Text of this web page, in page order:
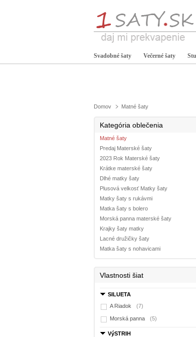
Svadobné šaty Večerné šaty
Domov Matné šaty
Kategória oblečenia
Matné šaty
Predaj Materské šaty
2023 Rok Materské šaty
Krátke materské šaty
Dlhé matky šaty
Plusová velkosť Matky šaty
Matky šaty s rukávmi
Matka šaty s bolero
Morská panna materské šaty
Krajky šaty matky
Lacné družičky šaty
Matka šaty s nohavicami
Vlastnosti šiat
SILUETA
A Riadok
(7)
Morská panna (5)
VýSTRIH